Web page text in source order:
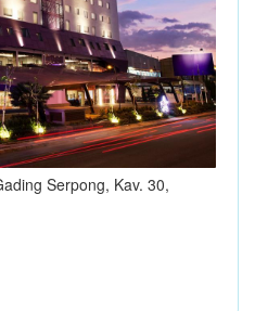
Serpong, Kav. 30,